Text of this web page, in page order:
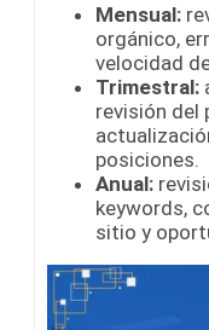
Mensual:
orgánico,
velocidad
Trimestral:
revisión del
posiciones.
Anual:
keywords,
sitio y